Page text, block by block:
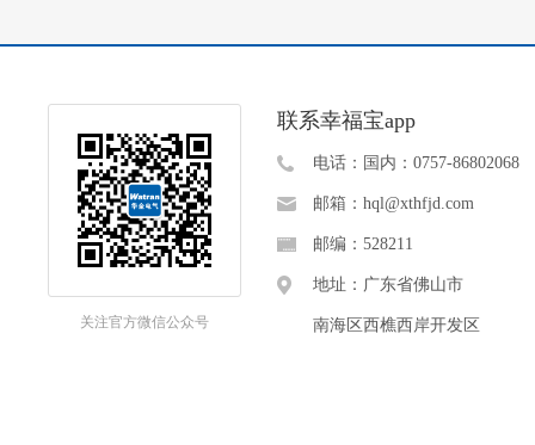
关注官方微信公众号
联系幸福宝app
电话：国内：0757-86802068
邮箱：hql@xthfjd.com
邮编：528211
地址：广东省佛山市
南海区西樵西岸开发区